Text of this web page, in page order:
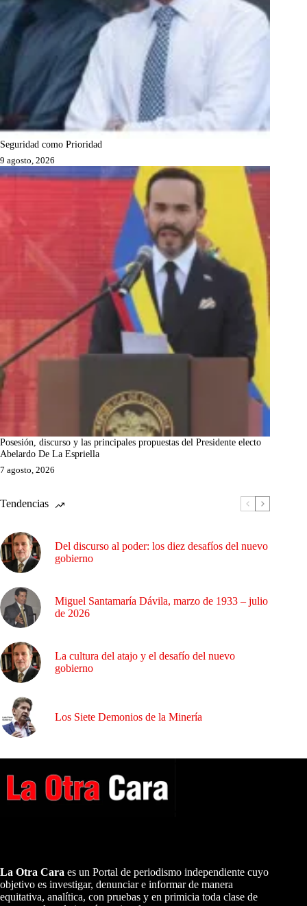
Seguridad como Prioridad
9 agosto, 2026
Posesión, discurso y las principales propuestas del Presidente electo
Abelardo De La Espriella
7 agosto, 2026
Tendencias
Del discurso al poder: los diez desafíos del nuevo
gobierno
Miguel Santamaría Dávila, marzo de 1933 – julio
de 2026
La cultura del atajo y el desafío del nuevo
gobierno
Los Siete Demonios de la Minería
La Otra Cara es un Portal de periodismo independiente cuyo
objetivo es investigar, denunciar e informar de manera
equitativa, analítica, con pruebas y en primicia toda clase de